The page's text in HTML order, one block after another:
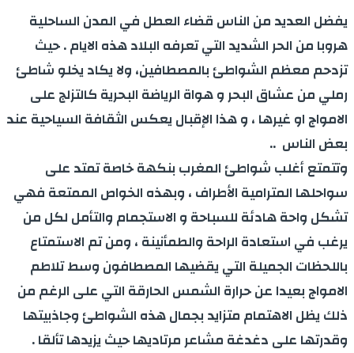
Share
يفضل العديد من الناس قضاء العطل في المدن الساحلية
هروبا من الحر الشديد التي تعرفه البلاد هذه الايام . حيث
تزدحم معظم الشواطئ بالمصطافين، ولا يكاد يخلو شاطئ
رملي من عشاق البحر و هواة الرياضة البحرية كالتزلج على
الامواج او غيرها ، و هذا الإقبال يعكس الثقافة السياحية عند
بعض الناس ..
وتتمتع أغلب شواطئ المغرب بنكهة خاصة تمتد على
سواحلها المترامية الأطراف ، وبهذه الخواص الممتعة فهي
تشكل واحة هادئة للسباحة و الاستجمام والتأمل لكل من
يرغب في استعادة الراحة والطمأنينة ، ومن تم الاستمتاع
باللحظات الجميلة التي يقضيها المصطافون وسط تلاطم
الامواج بعيدا عن حرارة الشمس الحارقة التي على الرغم من
ذلك يظل الاهتمام متزايد بجمال هذه الشواطئ وجاذبيتها
وقدرتها على دغدغة مشاعر مرتاديها حيث يزيدها تألقا .